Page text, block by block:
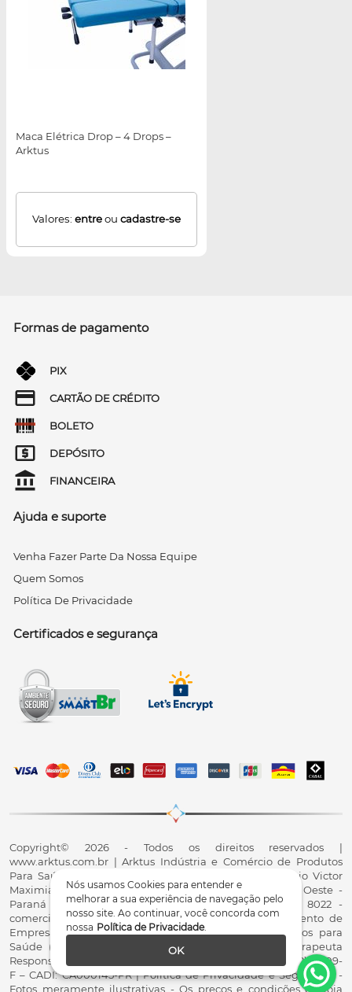
Nós usamos Cookies para entender e
melhorar a sua experiência de navegação pelo
nosso site. Ao continuar, você concorda com
nossa Política de Privacidade.
OK
Maca Elétrica Drop – 4 Drops –
Arktus
Valores: entreou cadastre-se
Formas de pagamento
PIX
CARTÃO DE CRÉDITO
BOLETO
DEPÓSITO
FINANCEIRA
Ajuda e suporte
Venha Fazer Parte Da Nossa Equipe
Quem Somos
Política De Privacidade
Certificados e segurança
Copyright© 2026 - Todos os direitos reservados |
www.arktus.com.br | Arktus Indústria e Comércio de Produtos
Para Saúde Ltda | CNPJ: 01.417.367/0001-78 | R. Antônio Victor
Maximiano, 107, Parque Industrial II, Santa Tereza do Oeste -
Paraná - CEP 85825-900 - Fale conosco: 0800 200 8022 -
comercial@arktus.com.br | Autorização de Funcionamento de
Empresa - AFE/ANVISA - Para Fabricação de Produtos para
Saúde (Correlatos): 8.02.844-5 (UX418X102741) - Fisioterapeuta
Responsável Técnico Dr. Alex Fernando Zani - Crefito8(PR): 8409-
F – CADI: CA000145-PR | Política de Privacidade e Segurança -
Fotos meramente ilustrativas - Os preços e condições da loja